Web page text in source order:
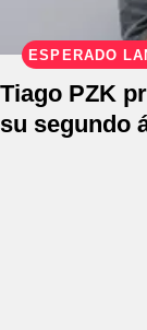
ESPERADO
Tiago PZK
su segundo